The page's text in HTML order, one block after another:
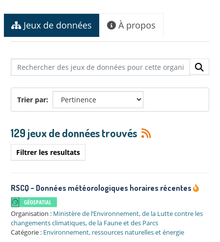
Jeux de données À propos
Trier par
129 jeux de données trouvés
Filtrer les resultats
RSCQ − Données météorologiques horaires récentes
Organisation : Ministère de l’Environnement, de la Lutte contre les
changements climatiques, de la Faune et des Parcs
Catégorie : Environnement, ressources naturelles et énergie